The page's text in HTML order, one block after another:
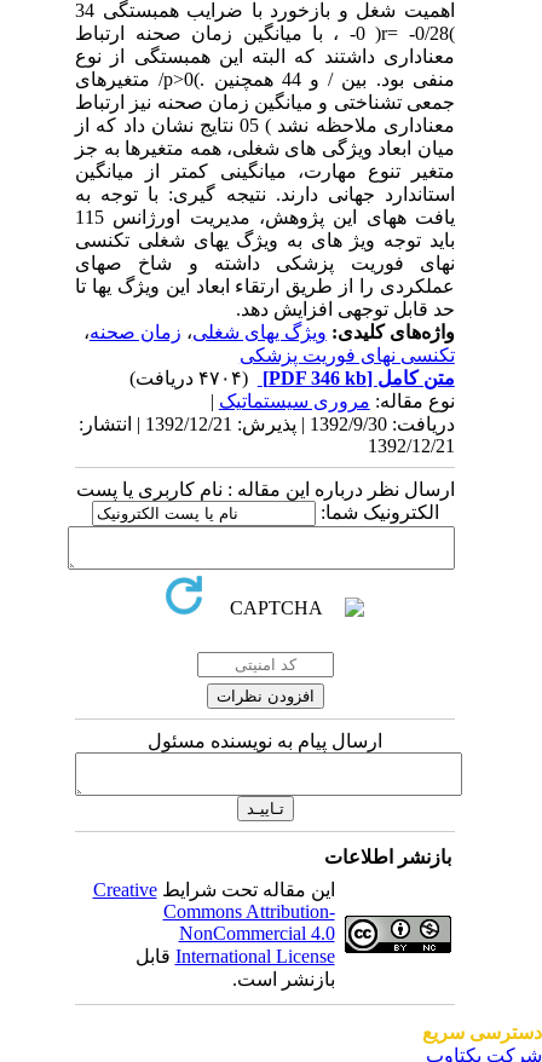
اهمیت شغل و بازخورد با ضرایب همبستگی 34
)r= -0/28( 0- ، با میانگین زمان صحنه ارتباط
معناداری داشتند که البته این همبستگی از نوع
منفی بود. بین / و 44 همچنین .)p>0/ متغیرهای
جمعی تشناختی و میانگین زمان صحنه نیز ارتباط
معناداری ملاحظه نشد ) 05 نتایج نشان داد که از
میان ابعاد ویژگی های شغلی، همه متغیرها به جز
متغیر تنوع مهارت، میانگینی کمتر از میانگین
استاندارد جهانی دارند. نتیجه گیری: با توجه به
یافت ههای این پژوهش، مدیریت اورژانس 115
باید توجه ویژ های به ویژگ یهای شغلی تکنسی
نهای فوریت پزشکی داشته و شاخ صهای
عملکردی را از طریق ارتقاء ابعاد این ویژگ یها تا
حد قابل توجهی افزایش دهد.
واژه‌های کلیدی:ویژگ یهای شغلی،زمان صحنه،
تکنسی نهای فوریت پزشکی
متن کامل[PDF 346 kb]
نوع مقاله:مروری سيستماتيک|
دریافت: 1392/9/30 | پذیرش: 1392/12/21 | انتشار:
1392/12/21
ارسال نظر درباره این مقاله : نام کاربری یا پست
الکترونیک شما:
ارسال پیام به نویسنده مسئول
بازنشر اطلاعات
این مقاله تحت شرایطCreative
Commons Attribution-
NonCommercial 4.0
International Licenseقابل
بازنشر است.
سریع
یکتاوب